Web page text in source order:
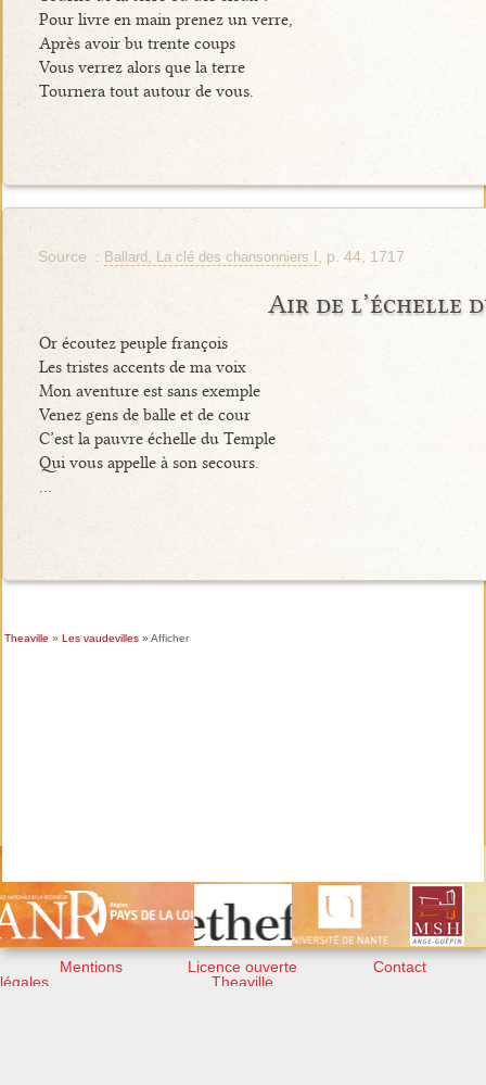
Pour livre en main prenez un verre,
Après avoir bu trente coups
Vous verrez alors que la terre
Tournera tout autour de vous.
Source : Ballard, La clé des chansonniers I , p. 44, 1717
Air de l’échelle
Or écoutez peuple françois
Les tristes accents de ma voix
Mon aventure est sans exemple
Venez gens de balle et de cour
C’est la pauvre échelle du Temple
Qui vous appelle à son secours.
…
Theaville » Les vaudevilles» Afficher
Mentions
légales
Licence ouverte
Theaville
Contact